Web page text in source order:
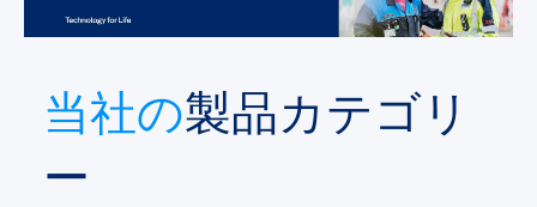
当社の製品カテゴリ
ー​